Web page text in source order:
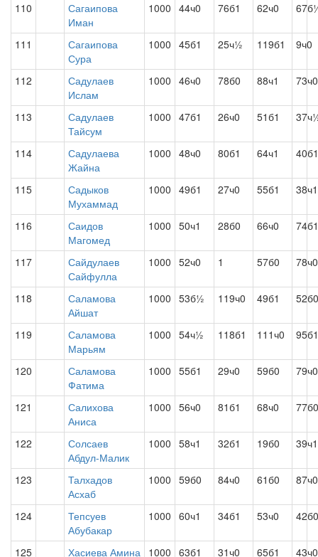
110
Сагаипова
Иман
1000 44ч0 76б1 62ч0
111
Сагаипова
Сура
1000 45б1 25ч½ 119б1 9ч0
112
Садулаев
Ислам
1000 46ч0 78б0 88ч1 73ч0
113
Садулаев
Тайсум
1000 47б1 26ч0 51б1
114
Садулаева
Жайна
1000 48ч0 80б1 64ч1 40б1
115
Садыков
Мухаммад
1000 49б1 27ч0 55б1 38ч1
116
Саидов
Магомед
1000 50ч1 28б0 66ч0 74б1
117
Сайдулаев
Сайфулла
1000 52ч0 1 57б0 78ч0
118
Саламова
Айшат
1000 53б½ 119ч0 49б1 52б0
119
Саламова
Марьям
1000 54ч½ 118б1 111ч0 95б1
120
Саламова
Фатима
1000 55б1 29ч0 59б0 79ч0
121
Салихова
Аниса
1000 56ч0 81б1 68ч0 77б0
122
Солсаев
Абдул-Малик
1000 58ч1 32б1 19б0 39ч1
123
Талхадов
Асхаб
1000 59б0 84ч0 61б0 87ч0
124
Тепсуев
Абубакар
1000 60ч1 34б1 53ч0 42б0
125 Хасиева Амина 1000 63б1 31ч0 65б1 43ч0